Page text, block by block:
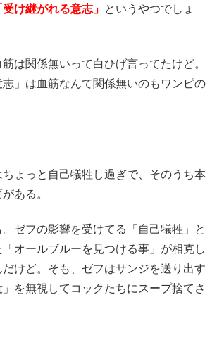
受け継がれる意志」 というやつでしょ
筋は関係無いって白ひげ言ってたけど。
志」は血筋なんて関係無いのもワンピの
ょっと自己犠牲し過ぎで、そのうち本
ある。
ゼフの影響を受けてる「自己犠牲」と
オールブルーを見つける事」が相克し
けど。そも、ゼフはサンジを送り出す
を無視してコックたちにスープ捨てさ